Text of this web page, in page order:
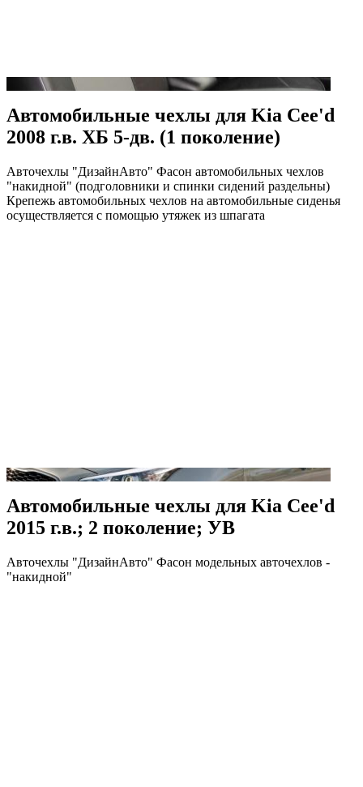
Автомобильные чехлы для Kia Cee'd
2008 г.в. ХБ 5-дв. (1 поколение)
Авточехлы "ДизайнАвто" Фасон автомобильных чехлов
"накидной" (подголовники и спинки сидений раздельны)
Крепежь автомобильных чехлов на автомобильные сиденья
осуществляется с помощью утяжек из шпагата
Автомобильные чехлы для Kia Cee'd
2015 г.в.; 2 поколение; УВ
Авточехлы "ДизайнАвто" Фасон модельных авточехлов -
"накидной"